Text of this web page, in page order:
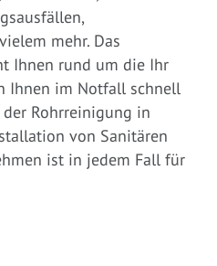
mehr. Das
Ihnen rund um die Ihr
Ihnen im Notfall schnell
Rohrreinigung in
von Sanitären
ist in jedem Fall für